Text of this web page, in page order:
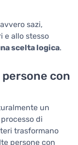
sazi,
e allo stesso
scelta logica.
con
un
di
trasformano
persone con